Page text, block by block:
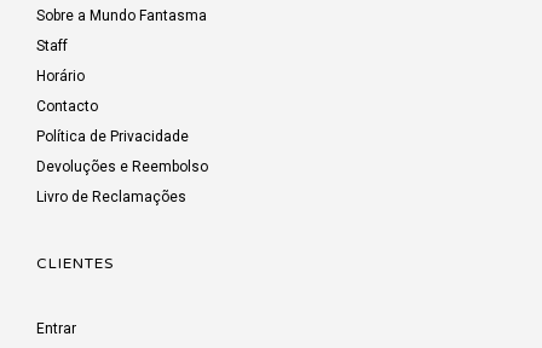
Sobre a Mundo Fantasma
Staff
Horário
Contacto
Política de Privacidade
Devoluções e Reembolso
Livro de Reclamações
CLIENTES
Entrar